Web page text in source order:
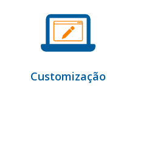
Customização